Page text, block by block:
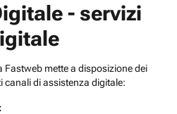
- servizi
Fastweb mette a disposizione dei
canali di assistenza digitale: